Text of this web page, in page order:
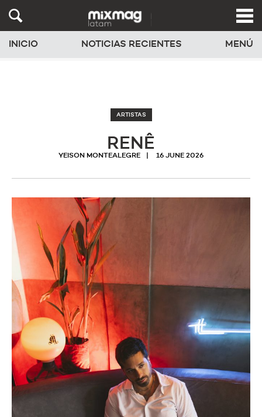
INICIO NOTICIAS RECIENTES MENÚ
ARTISTAS
RENÊ
YEISON MONTEALEGRE 16 JUNE 2026